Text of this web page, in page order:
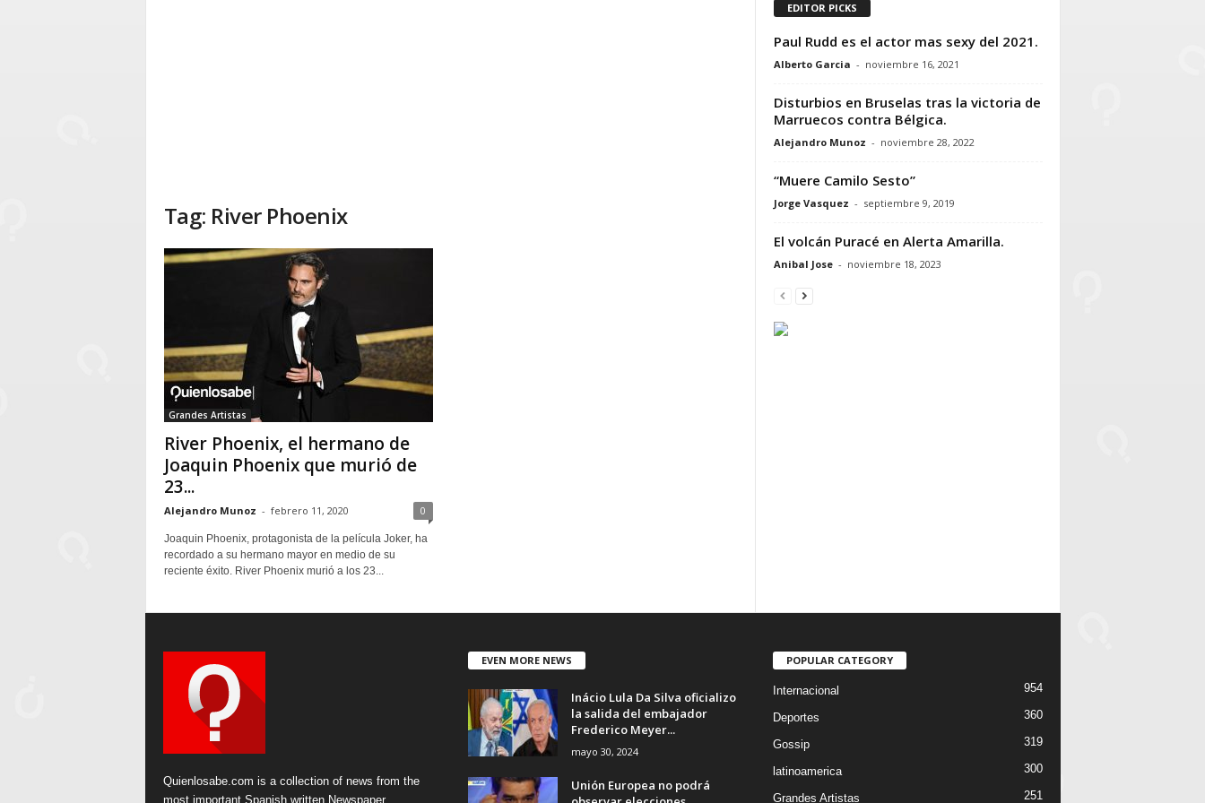
Tag: River Phoenix
Grandes Artistas
River Phoenix, el hermano de
Joaquin Phoenix que murió de
23...
Alejandro Munoz - febrero 11, 2020 0
Joaquin Phoenix, protagonista de la película Joker, ha
recordado a su hermano mayor en medio de su
reciente éxito. River Phoenix murió a los 23...
EDITOR PICKS
Paul Rudd es el actor mas sexy del 2021.
Alberto Garcia - noviembre 16, 2021
Disturbios en Bruselas tras la victoria de
Marruecos contra Bélgica.
Alejandro Munoz - noviembre 28, 2022
“Muere Camilo Sesto”
Jorge Vasquez - septiembre 9, 2019
El volcán Puracé en Alerta Amarilla.
Anibal Jose - noviembre 18, 2023
Quienlosabe.com is a collection of news from the
most important Spanish written Newspaper.
EVEN MORE NEWS
Inácio Lula Da Silva oficializo
la salida del embajador
Frederico Meyer...
mayo 30, 2024
Unión Europea no podrá
POPULAR CATEGORY
Internacional 954
Deportes 360
Gossip 319
latinoamerica 300
Grandes Artistas 251